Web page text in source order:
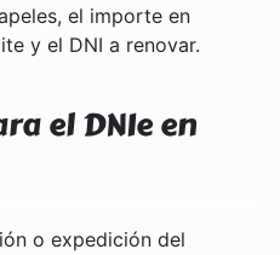
el importe en
y el DNI a renovar.
el DNIe en
o expedición del